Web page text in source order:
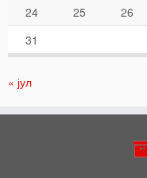
24
25 26
31
« јул